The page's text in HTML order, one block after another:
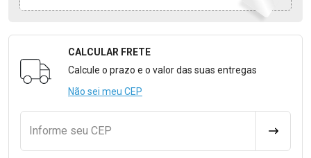
Formulário para Calcular o Frete
CALCULAR FRETE
Calcule o prazo e o valor das suas entregas
Não sei meu CEP
Informe seu CEP